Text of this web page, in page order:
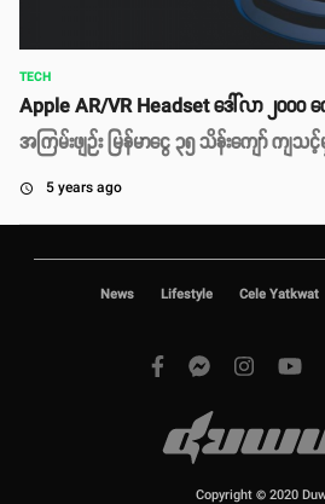
TECH
Apple AR/VR Headset ဒေါ်လာ ၂၀၀၀
အကြမ်းဖျဉ်း မြန်မာငွေ ၃၅ သိန်းကျော် ကျသင့်
access_time 5 years ago
News Lifestyle Cele Yatkwat
Copyright © 2020